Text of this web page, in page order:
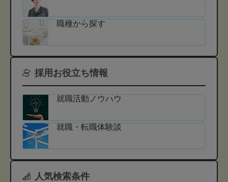
職種から探す
採用お役立ち情報
就職活動ノウハウ
就職・転職体験談
人気検索条件